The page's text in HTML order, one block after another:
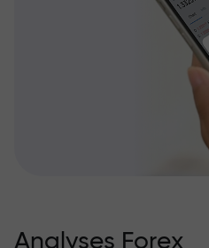
Analyses Forex